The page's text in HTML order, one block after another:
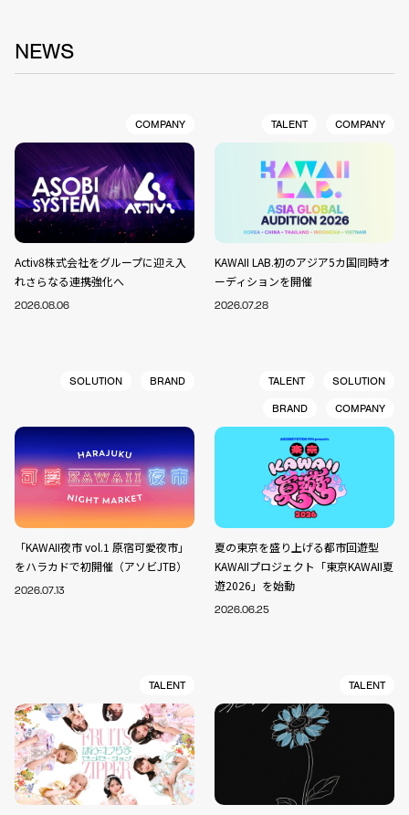
NEWS
COMPANY
Activ8株式会社をグループに迎え入
れさらなる連携強化へ
2026.08.06
TALENT COMPANY
KAWAII LAB.初のアジア5カ国同時オ
ーディションを開催
2026.07.28
SOLUTION BRAND
「KAWAII夜市 vol.1 原宿可愛夜市」
をハラカドで初開催（アソビJTB）
2026.07.13
TALENT
SOLUTION
BRAND
COMPANY
夏の東京を盛り上げる都市回遊型
KAWAIIプロジェクト「東京KAWAII夏
遊2026」を始動
2026.06.25
TALENT TALENT